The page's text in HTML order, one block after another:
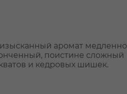
аромат медленно
поистине сложный
и кедровых шишек.